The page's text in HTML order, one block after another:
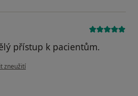
přístup k pacientům.
uživatele Derahová M.
zneužití